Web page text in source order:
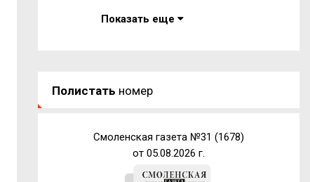
Показать еще
Полистать номер
Смоленская газета №31 (1678)
от 05.08.2026 г.